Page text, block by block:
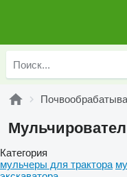
Категория
мульчеры для трактора